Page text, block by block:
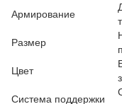
Армирование
Размер
Цвет
Система поддержки